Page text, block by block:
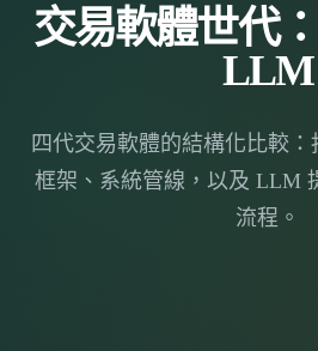
交易軟體世代
LLM
四代交易軟體的結構化比較
框架、系統管線，以及 LLM
流程。